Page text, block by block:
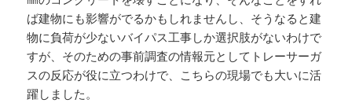
ば建物にも影響がでるかもしれませんし、そうなると建
物に負荷が少ないバイパス工事しか選択肢がないわけで
すが、そのための事前調査の情報元としてトレーサーガ
スの反応が役に立つわけで、こちらの現場でも大いに活
躍しました。